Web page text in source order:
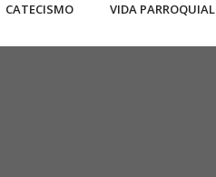
CATECISMO VIDA PARROQUIAL